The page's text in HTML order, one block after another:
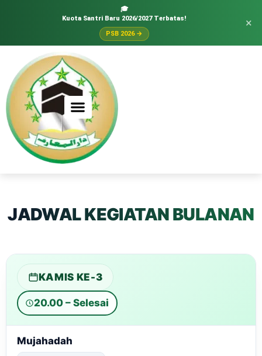
🎓
Kuota Santri Baru 2026/2027 Terbatas!
PSB 2026 →
×
JADWAL KEGIATAN BULANAN
KAMIS KE-3
20.00 – Selesai
Mujahadah